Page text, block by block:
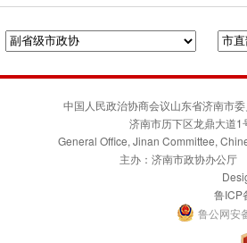
中国人民政治协商会议山东省济南市
济南市历下区龙鼎大道
General Office, Jinan Committee,
主办：济南市政协办公厅
鲁ICP
鲁公网安备